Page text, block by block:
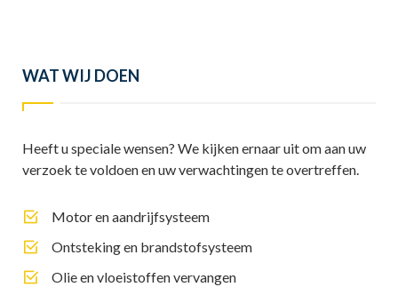
WAT WIJ DOEN
Heeft u speciale wensen? We kijken ernaar uit om aan uw
verzoek te voldoen en uw verwachtingen te overtreffen.
Motor en aandrijfsysteem
Ontsteking en brandstofsysteem
Olie en vloeistoffen vervangen